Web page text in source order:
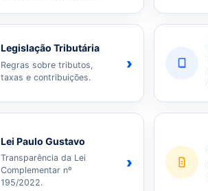
Legislação Tributária
Regras sobre tributos,
taxas e contribuições.
›
Lei Paulo Gustavo
Transparência da Lei
Complementar nº
195/2022.
›